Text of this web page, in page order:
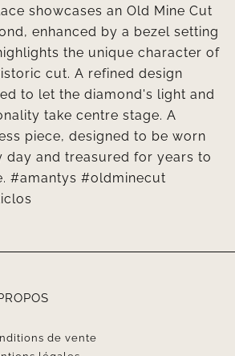
de vente